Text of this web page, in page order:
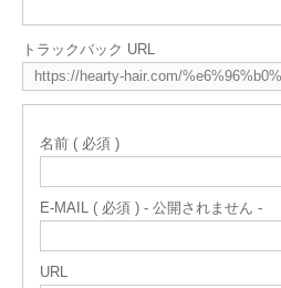
トラックバック URL
名前 ( 必須 )
E-MAIL ( 必須 ) - 公開されません -
URL